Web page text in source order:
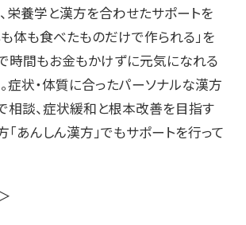
栄養学と漢方を合わせたサポートを
も体も食べたものだけで作られる」を
時間もお金もかけずに元気になれる
症状・体質に合ったパーソナルな漢方
相談、症状緩和と根本改善を目指す
「あんしん漢方」でもサポートを行って